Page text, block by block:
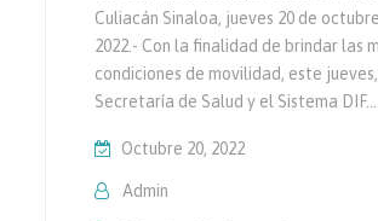
Culiacán Sinaloa, jueves 20 de
2022.- Con la finalidad de brindar las
condiciones de movilidad, este
Secretaría de Salud y el Sistema DIF…
Octubre 20, 2022
Admin